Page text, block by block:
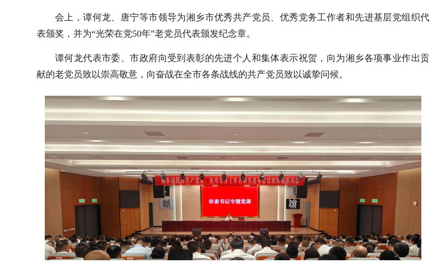
会上，谭何龙、唐宁等市领导为湘乡市优秀共产党员、优秀党务工作者和先进基层党组织代
表颁奖，并为“光荣在党50年”老党员代表颁发纪念章。
谭何龙代表市委、市政府向受到表彰的先进个人和集体表示祝贺，向为湘乡各项事业作出贡
献的老党员致以崇高敬意，向奋战在全市各条战线的共产党员致以诚挚问候。